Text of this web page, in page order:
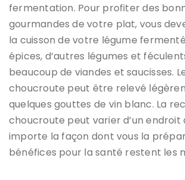
fermentation. Pour profiter des
gourmandes de votre plat, vous
la cuisson de votre légume
épices, d’autres légumes et
beaucoup de viandes et saucisses.
choucroute peut être relevé
quelques gouttes de vin blanc. La
choucroute peut varier d’un endroit
importe la façon dont vous la
bénéfices pour la santé restent les